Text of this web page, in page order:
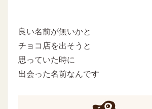
良い名前が無いかと
チョコ店を出そうと
思っていた時に
出会った名前なんです